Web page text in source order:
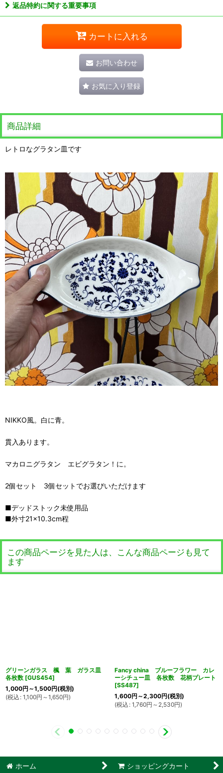
返品特約に関する重要事項
カートに入れる
お問い合わせ
お気に入り登録
商品詳細
レトロなグラタン皿です
NIKKO風。白に青。
貫入あります。
マカロニグラタン エビグラタン！に。
2個セット 3個セットでお選びいただけます
■デッドストック未使用品
■外寸21×10.3cm程
この商品ページを見た人は、こんな商品ページも見て
ます
グリーンガラス 楓 葉 ガラス皿
各枚数 [GUS454]
1,000円 ～1,500円(税別)
(税込 : 1,100円 ～1,650円)
Fancy china ブルーフラワー カレ
ーシチュー皿 各枚数 花柄プレート
[SS487]
1,600円 ～2,300円(税別)
(税込 : 1,760円 ～2,530円)
ホーム ショッピングカート